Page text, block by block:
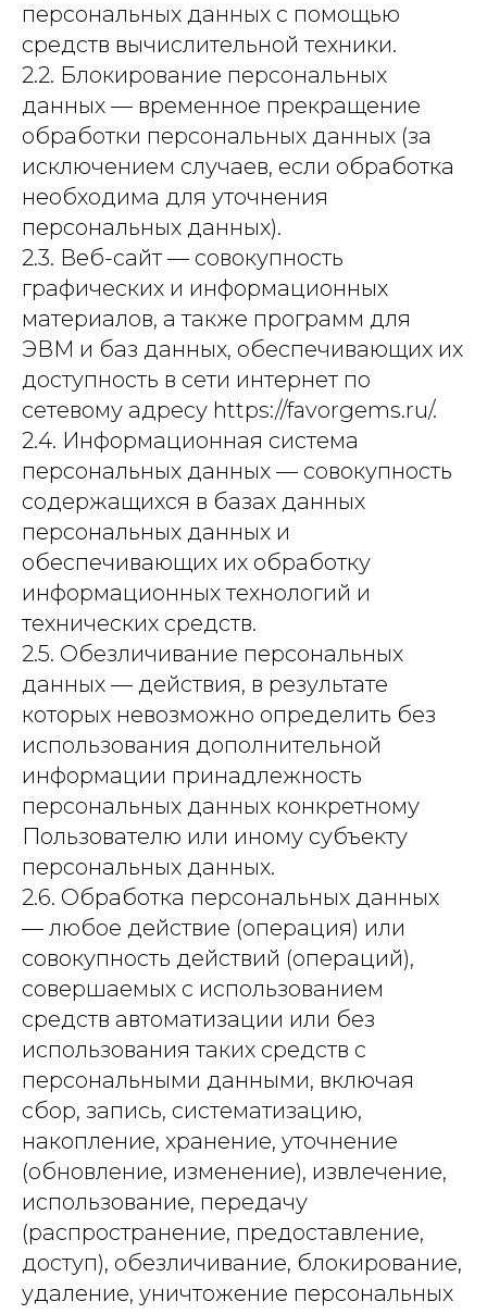
персональных данных с помощью
средств вычислительной техники.
2.2. Блокирование персональных
данных — временное прекращение
обработки персональных данных (за
исключением случаев, если обработка
необходима для уточнения
персональных данных).
2.3. Веб-сайт — совокупность
графических и информационных
материалов, а также программ для
ЭВМ и баз данных, обеспечивающих их
доступность в сети интернет по
сетевому адресу https://favorgems.ru/.
2.4. Информационная система
персональных данных — совокупность
содержащихся в базах данных
персональных данных и
обеспечивающих их обработку
информационных технологий и
технических средств.
2.5. Обезличивание персональных
данных — действия, в результате
которых невозможно определить без
использования дополнительной
информации принадлежность
персональных данных конкретному
Пользователю или иному субъекту
персональных данных.
2.6. Обработка персональных данных
— любое действие (операция) или
совокупность действий (операций),
совершаемых с использованием
средств автоматизации или без
использования таких средств с
персональными данными, включая
сбор, запись, систематизацию,
накопление, хранение, уточнение
(обновление, изменение), извлечение,
использование, передачу
(распространение, предоставление,
доступ), обезличивание, блокирование,
удаление, уничтожение персональных